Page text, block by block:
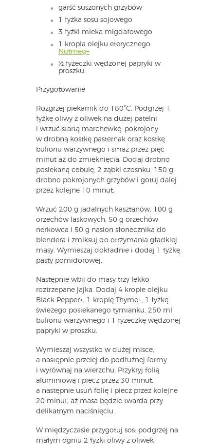
garść suszonych grzybów
1 łyżka sosu sojowego
3 łyżki mleka migdałowego
1 kropla olejku eterycznego
Nutmeg+
½ łyżeczki wędzonej papryki w
proszku
Przygotowanie
Rozgrzej piekarnik do 180˚C. Podgrzej 1
łyżkę oliwy z oliwek na dużej patelni
i wrzuć startą marchewkę, pokrojony
w drobną kostkę pasternak oraz kostkę
bulionu warzywnego i smaż przez pięć
minut aż do zmięknięcia. Dodaj drobno
posiekaną cebulę, 2 ząbki czosnku, 150 g
drobno pokrojonych grzybów i gotuj dalej
przez kolejne 10 minut.
Wrzuć 200 g jadalnych kasztanów, 100 g
orzechów laskowych, 50 g orzechów
nerkowca i 50 g nasion słonecznika do
blendera i zmiksuj do otrzymania gładkiej
masy. Wymieszaj dokładnie i dodaj 1 łyżkę
pasty pomidorowej.
Następnie wbij do masy trzy lekko
roztrzepane jajka. Dodaj 4 krople olejku
Black Pepper+, 1 kroplę Thyme+, 1 łyżkę
świeżego posiekanego tymianku, 250 ml
bulionu warzywnego i 1 łyżeczkę wędzonej
papryki w proszku.
Wymieszaj wszystko w dużej misce,
a następnie przelej do podłużnej formy
i wyrównaj na wierzchu. Przykryj folią
aluminiową i piecz przez 30 minut,
a następnie usuń folię i piecz przez kolejne
20 minut, aż masa będzie twarda przy
delikatnym naciśnięciu.
W międzyczasie przygotuj sos: podgrzej na
małym ogniu 2 łyżki oliwy z oliwek